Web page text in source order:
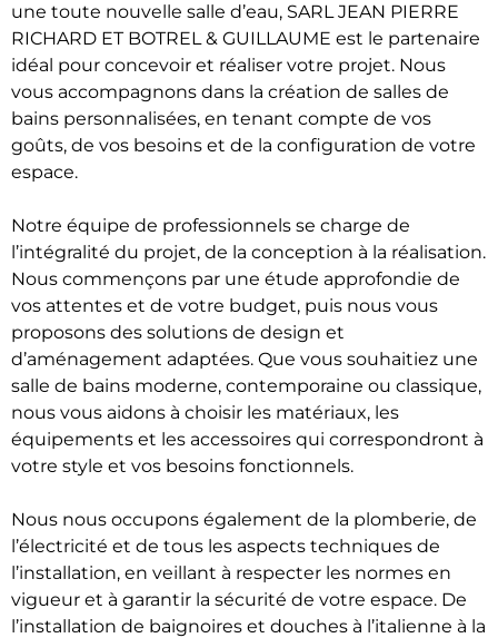
une toute nouvelle salle d’eau, SARL JEAN PIERRE
RICHARD ET BOTREL & GUILLAUME est le partenaire
idéal pour concevoir et réaliser votre projet. Nous
vous accompagnons dans la création de salles de
bains personnalisées, en tenant compte de vos
goûts, de vos besoins et de la configuration de votre
espace.
Notre équipe de professionnels se charge de
l’intégralité du projet, de la conception à la réalisation.
Nous commençons par une étude approfondie de
vos attentes et de votre budget, puis nous vous
proposons des solutions de design et
d’aménagement adaptées. Que vous souhaitiez une
salle de bains moderne, contemporaine ou classique,
nous vous aidons à choisir les matériaux, les
équipements et les accessoires qui correspondront à
votre style et vos besoins fonctionnels.
Nous nous occupons également de la plomberie, de
l’électricité et de tous les aspects techniques de
l’installation, en veillant à respecter les normes en
vigueur et à garantir la sécurité de votre espace. De
l’installation de baignoires et douches à l’italienne à la